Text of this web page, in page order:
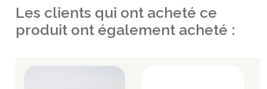
Les clients qui ont acheté ce
produit ont également acheté :